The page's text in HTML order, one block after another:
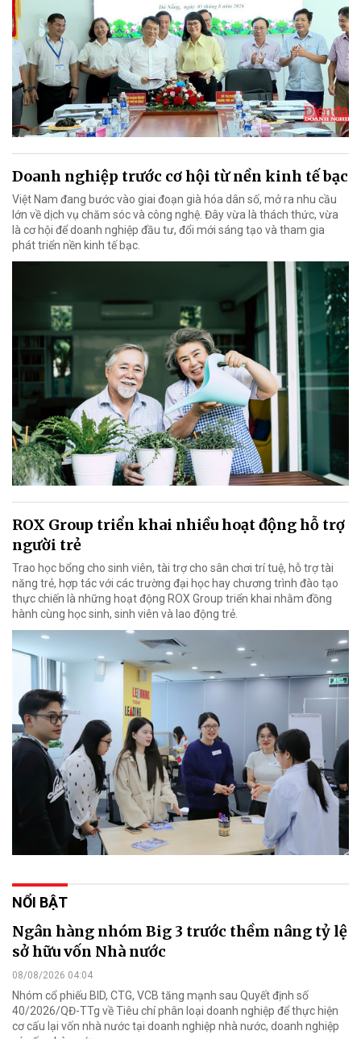
Doanh nghiệp trước cơ hội từ nền kinh tế bạc
Việt Nam đang bước vào giai đoạn già hóa dân số, mở ra nhu cầu
lớn về dịch vụ chăm sóc và công nghệ. Đây vừa là thách thức, vừa
là cơ hội để doanh nghiệp đầu tư, đổi mới sáng tạo và tham gia
phát triển nền kinh tế bạc.
ROX Group triển khai nhiều hoạt động hỗ trợ
người trẻ
Trao học bổng cho sinh viên, tài trợ cho sân chơi trí tuệ, hỗ trợ tài
năng trẻ, hợp tác với các trường đại học hay chương trình đào tạo
thực chiến là những hoạt động ROX Group triển khai nhằm đồng
hành cùng học sinh, sinh viên và lao động trẻ.
NỔI BẬT
Ngân hàng nhóm Big 3 trước thềm nâng tỷ lệ
sở hữu vốn Nhà nước
08/08/2026 04:04
Nhóm cổ phiếu BID, CTG, VCB tăng mạnh sau Quyết định số
40/2026/QĐ-TTg về Tiêu chí phân loại doanh nghiệp để thực hiện
cơ cấu lại vốn nhà nước tại doanh nghiệp nhà nước, doanh nghiệp